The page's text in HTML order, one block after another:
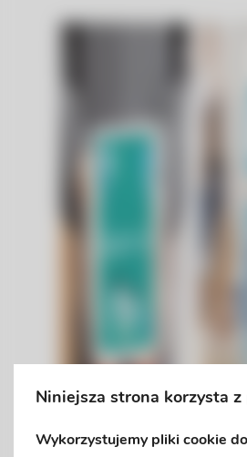
Niniejsza strona korzysta
Wykorzystujemy pliki cookie do